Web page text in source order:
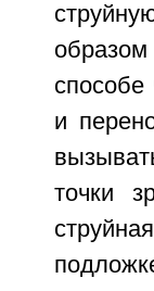
и
точки